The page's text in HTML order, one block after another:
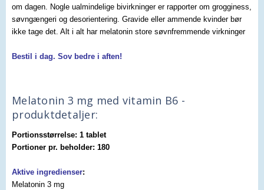
om dagen. Nogle ualmindelige bivirkninger er rapporter om grogginess,
søvngængeri og desorientering. Gravide eller ammende kvinder bør
ikke tage det. Alt i alt har melatonin store søvnfremmende virkninger
Bestil i dag. Sov bedre i aften!
Melatonin 3 mg med vitamin B6 -
produktdetaljer:
Portionsstørrelse: 1 tablet
Portioner pr. beholder: 180
Aktive ingredienser:
Melatonin 3 mg